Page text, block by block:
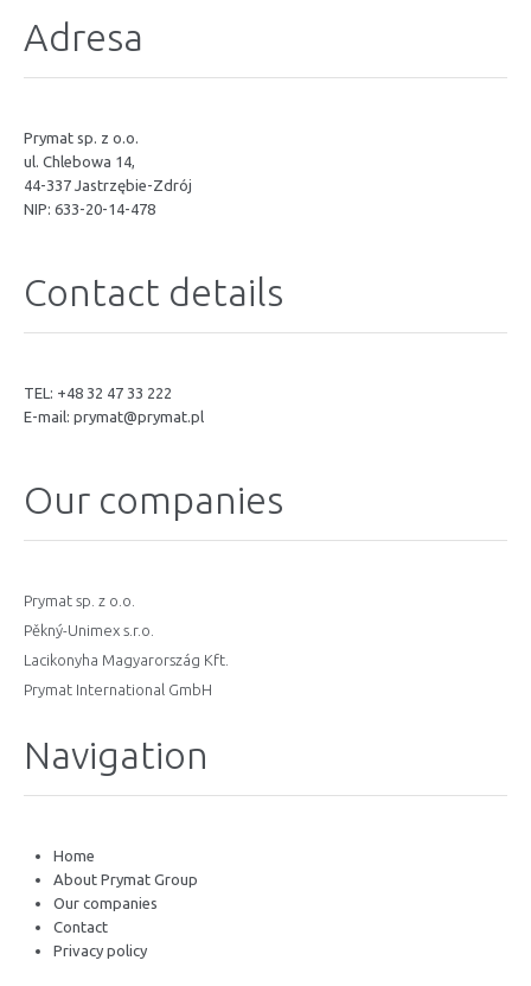
Adresa
Prymat sp. z o.o.
ul. Chlebowa 14,
44-337 Jastrzębie-Zdrój
NIP: 633-20-14-478
Contact details
TEL: +48 32 47 33 222
E-mail: prymat@prymat.pl
Our companies
Prymat sp. z o.o.
Pěkný-Unimex s.r.o.
Lacikonyha Magyarország Kft.
Prymat International GmbH
Navigation
Home
About Prymat Group
Our companies
Contact
Privacy policy